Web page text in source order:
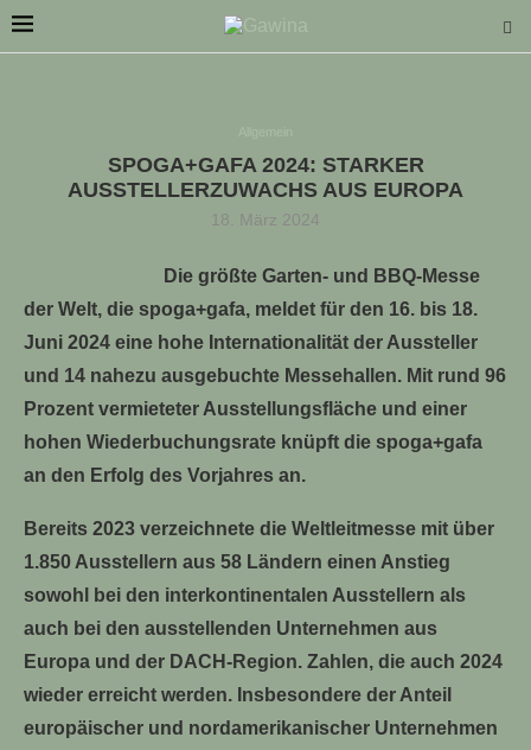
SPOGA+GAFA 2024: STARKER
AUSSTELLERZUWACHS AUS EUROPA
18. März 2024
Die größte Garten- und BBQ-Messe
der Welt, die spoga+gafa, meldet für den 16. bis 18.
Juni 2024 eine hohe Internationalität der Aussteller
und 14 nahezu ausgebuchte Messehallen. Mit rund 96
Prozent vermieteter Ausstellungsfläche und einer
hohen Wiederbuchungsrate knüpft die spoga+gafa
an den Erfolg des Vorjahres an.
Bereits 2023 verzeichnete die Weltleitmesse mit über
1.850 Ausstellern aus 58 Ländern einen Anstieg
sowohl bei den interkontinentalen Ausstellern als
auch bei den ausstellenden Unternehmen aus
Europa und der DACH-Region. Zahlen, die auch 2024
wieder erreicht werden. Insbesondere der Anteil
europäischer und nordamerikanischer Unternehmen